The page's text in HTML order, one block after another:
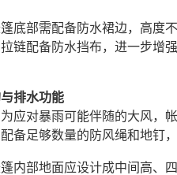
底部需配备防水裙边，高度
链配备防水挡布，进一步增
排水功能
应对暴雨可能伴随的大风，
备足够数量的防风绳和地钉
内部地面应设计成中间高、